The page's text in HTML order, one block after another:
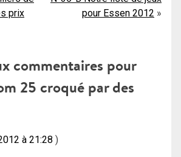
prix
pour Essen 2012
commentaires pour
25 croqué par des
à 21:28